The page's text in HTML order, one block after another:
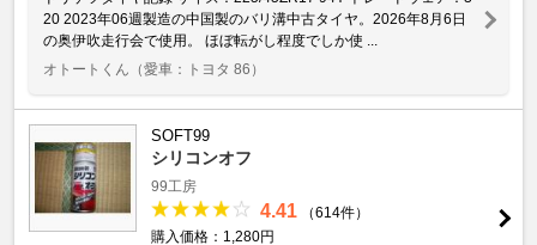
20 2023年06週製造の中国製のバリ溝中古タイヤ。2026年8月6日
の奥伊吹走行会で使用。 ほぼ転がし程度でしか使 ...
オトートくん （愛車：トヨタ 86）
SOFT99
シリコンオフ
99工房
4.41
（614件）
購入価格：1,280円